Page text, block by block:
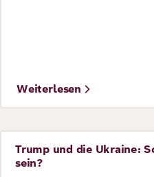
Weiterlesen
Perspective
Trump und die Ukraine:
sein?